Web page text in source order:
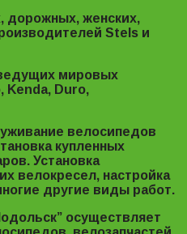
дорожных, женских,
Stels и
мировых
Kenda, Duro,
велосипедов
купленных
Установка
велокресел, настройка
другие виды работ.
осуществляет